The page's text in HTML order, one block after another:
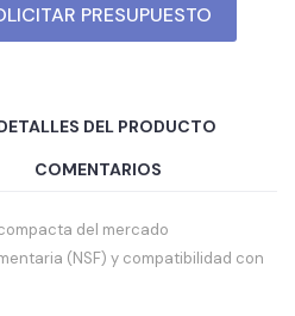
PRESUPUESTO
DEL PRODUCTO
COMENTARIOS
del mercado
(NSF) y compatibilidad con